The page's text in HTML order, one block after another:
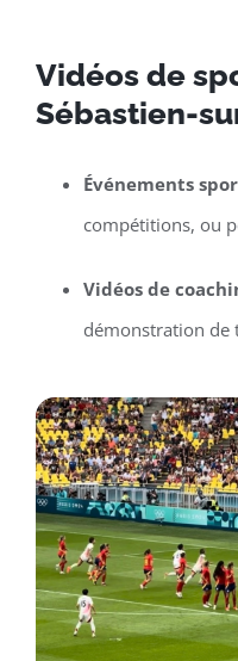
Vidéos de
Sébastien-
Événements
compétitions, ou
Vidéos de
démonstration de